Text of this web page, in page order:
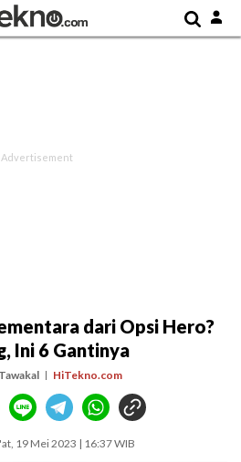
dari Opsi Hero?
Ini 6 Gantinya
HiTekno.com
19 Mei 2023 | 16:37 WIB